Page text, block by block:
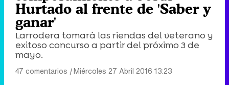
Hurtado al frente de 'Saber y
ganar'
Larrodera tomará las riendas del veterano y
exitoso concurso a partir del próximo 3 de
mayo.
47 comentarios |Miércoles 27 Abril 2016 13:23